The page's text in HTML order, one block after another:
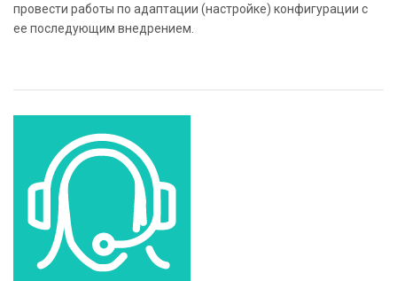
провести работы по адаптации (настройке) конфигурации с
ее последующим внедрением.